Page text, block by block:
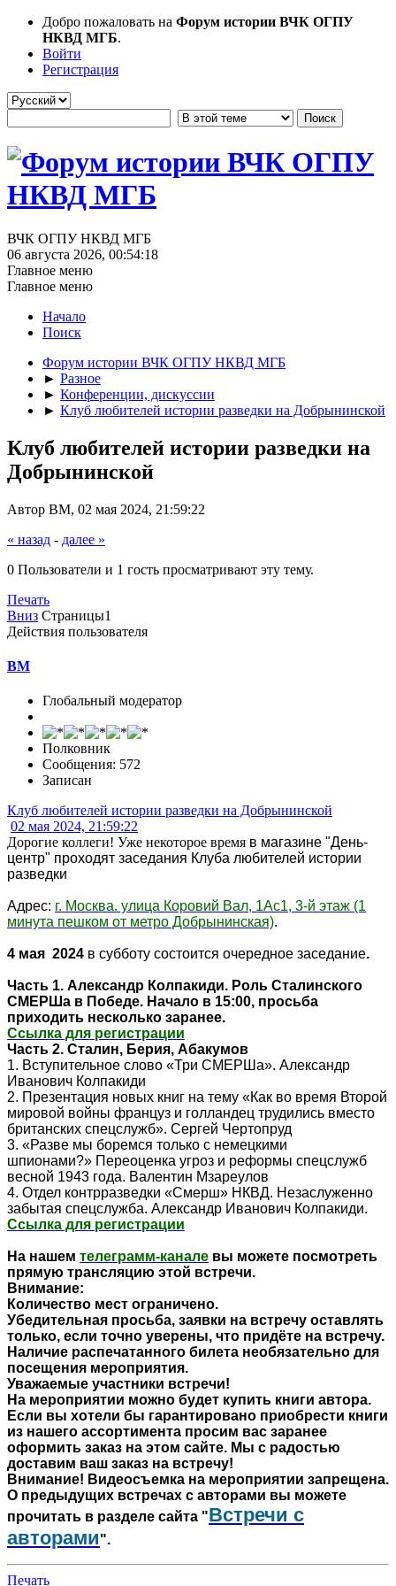
Добро пожаловать на Форум истории ВЧК ОГПУ
НКВД МГБ.
Войти
Регистрация
ВЧК ОГПУ НКВД МГБ
06 августа 2026, 00:54:18
Главное меню
Главное меню
Начало
Поиск
Форум истории ВЧК ОГПУ НКВД МГБ
► Разное
► Конференции, дискуссии
► Клуб любителей истории разведки на Добрынинской
Клуб любителей истории разведки на
Добрынинской
Автор BM, 02 мая 2024, 21:59:22
« назад - далее »
0 Пользователи и 1 гость просматривают эту тему.
Печать
Вниз Страницы1
Действия пользователя
BM
Глобальный модератор
Полковник
Сообщения: 572
Записан
Клуб любителей истории разведки на Добрынинской
02 мая 2024, 21:59:22
Дорогие коллеги! Уже некоторое время в магазине "День-
центр" проходят заседания Клуба любителей истории
разведки
Адрес: г. Москва. улица Коровий Вал, 1Ас1, 3-й этаж (1
минута пешком от метро Добрынинская).
4 мая 2024 в субботу состоится очередное заседание.
Часть 1. Александр Колпакиди. Роль Сталинского
СМЕРШа в Победе. Начало в 15:00, просьба
приходить несколько заранее.
Ссылка для регистрации
Часть 2. Сталин, Берия, Абакумов
1. Вступительное слово «Три СМЕРШа». Александр
Иванович Колпакиди
2. Презентация новых книг на тему «Как во время Второй
мировой войны француз и голландец трудились вместо
британских спецслужб». Сергей Чертопруд
3. «Разве мы боремся только с немецкими
шпионами?» Переоценка угроз и реформы спецслужб
весной 1943 года. Валентин Мзареулов
4. Отдел контрразведки «Смерш» НКВД. Незаслуженно
забытая спецслужба. Александр Иванович Колпакиди.
Ссылка для регистрации
На нашем телеграмм-канале вы можете посмотреть
прямую трансляцию этой встречи.
Внимание:
Количество мест ограничено.
Убедительная просьба, заявки на встречу оставлять
только, если точно уверены, что придёте на встречу.
Наличие распечатанного билета необязательно для
посещения мероприятия.
Уважаемые участники встречи!
На мероприятии можно будет купить книги автора.
Если вы хотели бы гарантировано приобрести книги
из нашего ассортимента просим вас заранее
оформить заказ на этом сайте. Мы с радостью
доставим ваш заказ на встречу!
Внимание! Видеосъемка на мероприятии запрещена.
О предыдущих встречах с авторами вы можете
прочитать в разделе сайта "Встречи с
авторами".
Печать